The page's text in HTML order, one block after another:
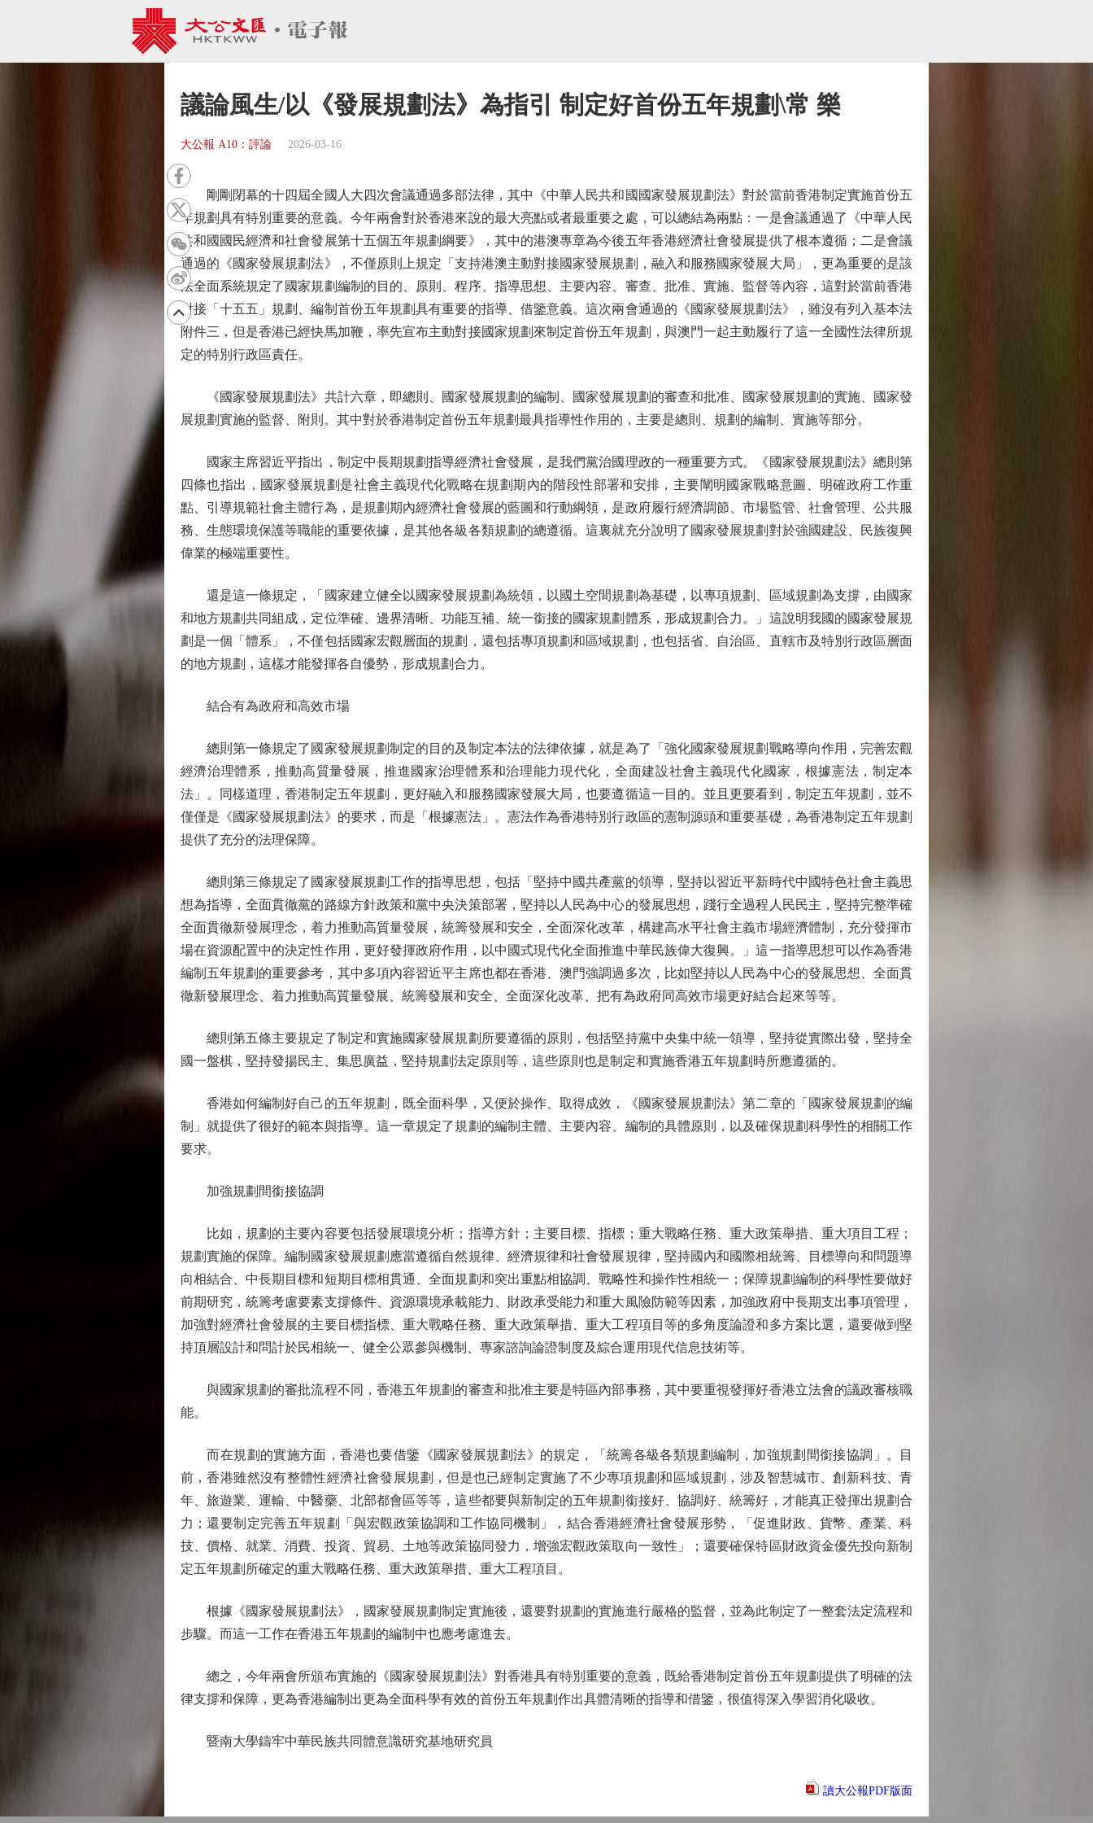
議論風生/以《發展規劃法》為指引 制定好首份五年規劃\常 樂
大公報 A10：評論 2026-03-16
剛剛閉幕的十四屆全國人大四次會議通過多部法律，其中《中華人民共和國國家發展規劃法》對於當前香港制定實施首份五
年規劃具有特別重要的意義。今年兩會對於香港來說的最大亮點或者最重要之處，可以總結為兩點：一是會議通過了《中華人民
共和國國民經濟和社會發展第十五個五年規劃綱要》，其中的港澳專章為今後五年香港經濟社會發展提供了根本遵循；二是會議
通過的《國家發展規劃法》，不僅原則上規定「支持港澳主動對接國家發展規劃，融入和服務國家發展大局」，更為重要的是該
法全面系統規定了國家規劃編制的目的、原則、程序、指導思想、主要內容、審查、批准、實施、監督等內容，這對於當前香港
對接「十五五」規劃、編制首份五年規劃具有重要的指導、借鑒意義。這次兩會通過的《國家發展規劃法》，雖沒有列入基本法
附件三，但是香港已經快馬加鞭，率先宣布主動對接國家規劃來制定首份五年規劃，與澳門一起主動履行了這一全國性法律所規
定的特別行政區責任。
《國家發展規劃法》共計六章，即總則、國家發展規劃的編制、國家發展規劃的審查和批准、國家發展規劃的實施、國家發
展規劃實施的監督、附則。其中對於香港制定首份五年規劃最具指導性作用的，主要是總則、規劃的編制、實施等部分。
國家主席習近平指出，制定中長期規劃指導經濟社會發展，是我們黨治國理政的一種重要方式。《國家發展規劃法》總則第
四條也指出，國家發展規劃是社會主義現代化戰略在規劃期內的階段性部署和安排，主要闡明國家戰略意圖、明確政府工作重
點、引導規範社會主體行為，是規劃期內經濟社會發展的藍圖和行動綱領，是政府履行經濟調節、市場監管、社會管理、公共服
務、生態環境保護等職能的重要依據，是其他各級各類規劃的總遵循。這裏就充分說明了國家發展規劃對於強國建設、民族復興
偉業的極端重要性。
還是這一條規定，「國家建立健全以國家發展規劃為統領，以國土空間規劃為基礎，以專項規劃、區域規劃為支撐，由國家
和地方規劃共同組成，定位準確、邊界清晰、功能互補、統一銜接的國家規劃體系，形成規劃合力。」這說明我國的國家發展規
劃是一個「體系」，不僅包括國家宏觀層面的規劃，還包括專項規劃和區域規劃，也包括省、自治區、直轄市及特別行政區層面
的地方規劃，這樣才能發揮各自優勢，形成規劃合力。
結合有為政府和高效市場
總則第一條規定了國家發展規劃制定的目的及制定本法的法律依據，就是為了「強化國家發展規劃戰略導向作用，完善宏觀
經濟治理體系，推動高質量發展，推進國家治理體系和治理能力現代化，全面建設社會主義現代化國家，根據憲法，制定本
法」。同樣道理，香港制定五年規劃，更好融入和服務國家發展大局，也要遵循這一目的。並且更要看到，制定五年規劃，並不
僅僅是《國家發展規劃法》的要求，而是「根據憲法」。憲法作為香港特別行政區的憲制源頭和重要基礎，為香港制定五年規劃
提供了充分的法理保障。
總則第三條規定了國家發展規劃工作的指導思想，包括「堅持中國共產黨的領導，堅持以習近平新時代中國特色社會主義思
想為指導，全面貫徹黨的路線方針政策和黨中央決策部署，堅持以人民為中心的發展思想，踐行全過程人民民主，堅持完整準確
全面貫徹新發展理念，着力推動高質量發展，統籌發展和安全，全面深化改革，構建高水平社會主義市場經濟體制，充分發揮市
場在資源配置中的決定性作用，更好發揮政府作用，以中國式現代化全面推進中華民族偉大復興。」這一指導思想可以作為香港
編制五年規劃的重要參考，其中多項內容習近平主席也都在香港、澳門強調過多次，比如堅持以人民為中心的發展思想、全面貫
徹新發展理念、着力推動高質量發展、統籌發展和安全、全面深化改革、把有為政府同高效市場更好結合起來等等。
總則第五條主要規定了制定和實施國家發展規劃所要遵循的原則，包括堅持黨中央集中統一領導，堅持從實際出發，堅持全
國一盤棋，堅持發揚民主、集思廣益，堅持規劃法定原則等，這些原則也是制定和實施香港五年規劃時所應遵循的。
香港如何編制好自己的五年規劃，既全面科學，又便於操作、取得成效，《國家發展規劃法》第二章的「國家發展規劃的編
制」就提供了很好的範本與指導。這一章規定了規劃的編制主體、主要內容、編制的具體原則，以及確保規劃科學性的相關工作
要求。
加強規劃間銜接協調
比如，規劃的主要內容要包括發展環境分析；指導方針；主要目標、指標；重大戰略任務、重大政策舉措、重大項目工程；
規劃實施的保障。編制國家發展規劃應當遵循自然規律、經濟規律和社會發展規律，堅持國內和國際相統籌、目標導向和問題導
向相結合、中長期目標和短期目標相貫通、全面規劃和突出重點相協調、戰略性和操作性相統一；保障規劃編制的科學性要做好
前期研究，統籌考慮要素支撐條件、資源環境承載能力、財政承受能力和重大風險防範等因素，加強政府中長期支出事項管理，
加強對經濟社會發展的主要目標指標、重大戰略任務、重大政策舉措、重大工程項目等的多角度論證和多方案比選，還要做到堅
持頂層設計和問計於民相統一、健全公眾參與機制、專家諮詢論證制度及綜合運用現代信息技術等。
與國家規劃的審批流程不同，香港五年規劃的審查和批准主要是特區內部事務，其中要重視發揮好香港立法會的議政審核職
能。
而在規劃的實施方面，香港也要借鑒《國家發展規劃法》的規定，「統籌各級各類規劃編制，加強規劃間銜接協調」。目
前，香港雖然沒有整體性經濟社會發展規劃，但是也已經制定實施了不少專項規劃和區域規劃，涉及智慧城市、創新科技、青
年、旅遊業、運輸、中醫藥、北部都會區等等，這些都要與新制定的五年規劃銜接好、協調好、統籌好，才能真正發揮出規劃合
力；還要制定完善五年規劃「與宏觀政策協調和工作協同機制」，結合香港經濟社會發展形勢，「促進財政、貨幣、產業、科
技、價格、就業、消費、投資、貿易、土地等政策協同發力，增強宏觀政策取向一致性」；還要確保特區財政資金優先投向新制
定五年規劃所確定的重大戰略任務、重大政策舉措、重大工程項目。
根據《國家發展規劃法》，國家發展規劃制定實施後，還要對規劃的實施進行嚴格的監督，並為此制定了一整套法定流程和
步驟。而這一工作在香港五年規劃的編制中也應考慮進去。
總之，今年兩會所頒布實施的《國家發展規劃法》對香港具有特別重要的意義，既給香港制定首份五年規劃提供了明確的法
律支撐和保障，更為香港編制出更為全面科學有效的首份五年規劃作出具體清晰的指導和借鑒，很值得深入學習消化吸收。
暨南大學鑄牢中華民族共同體意識研究基地研究員
讀大公報PDF版面